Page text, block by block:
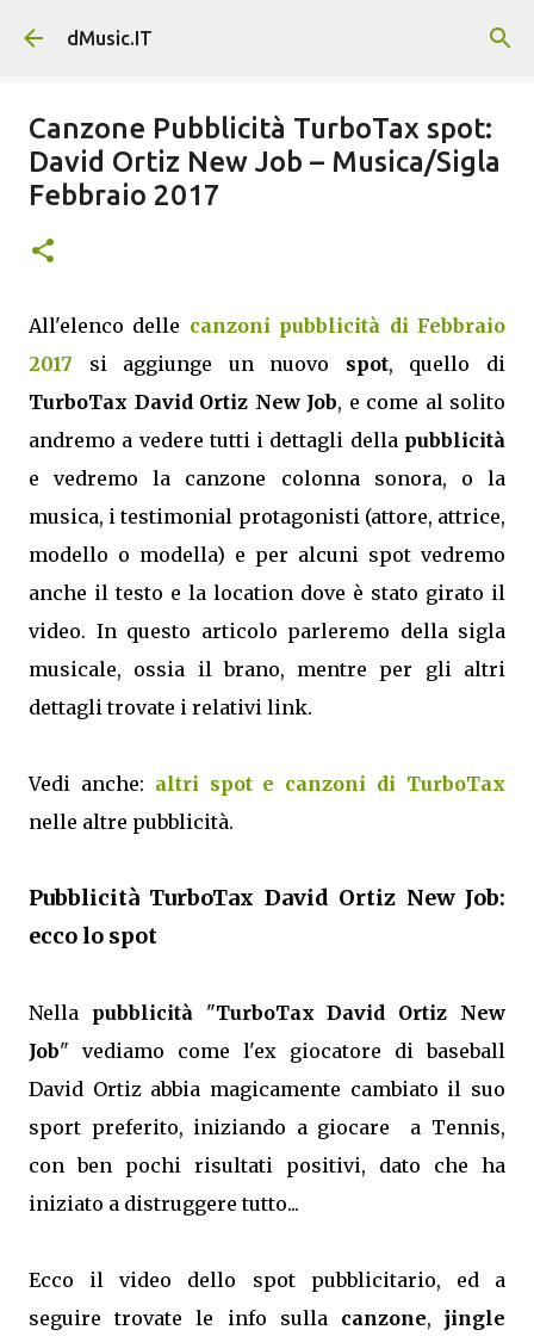
Passa ai contenuti principali
dMusic.IT
Canzone Pubblicità TurboTax spot:
David Ortiz New Job – Musica/Sigla
Febbraio 2017
All'elenco delle canzoni pubblicità di Febbraio
2017 si aggiunge un nuovo spot, quello di
TurboTax David Ortiz New Job, e come al solito
andremo a vedere tutti i dettagli della pubblicità
e vedremo la canzone colonna sonora, o la
musica, i testimonial protagonisti (attore, attrice,
modello o modella) e per alcuni spot vedremo
anche il testo e la location dove è stato girato il
video. In questo articolo parleremo della sigla
musicale, ossia il brano, mentre per gli altri
dettagli trovate i relativi link.
Vedi anche: altri spot e canzoni di TurboTax
nelle altre pubblicità.
Pubblicità TurboTax David Ortiz New Job:
ecco lo spot
Nella pubblicità"TurboTax David Ortiz New
Job" vediamo come l'ex giocatore di baseball
David Ortiz abbia magicamente cambiato il suo
sport preferito, iniziando a giocare a Tennis,
con ben pochi risultati positivi, dato che ha
iniziato a distruggere tutto...
Ecco il video dello spot pubblicitario, ed a
seguire trovate le info sulla canzone,jingle